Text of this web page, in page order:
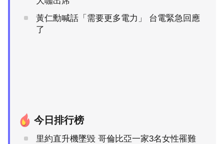
黃仁勳喊話「需要更多電力」 台電緊急回應
了
今日排行榜
里約直升機墜毀 哥倫比亞一家3名女性罹難